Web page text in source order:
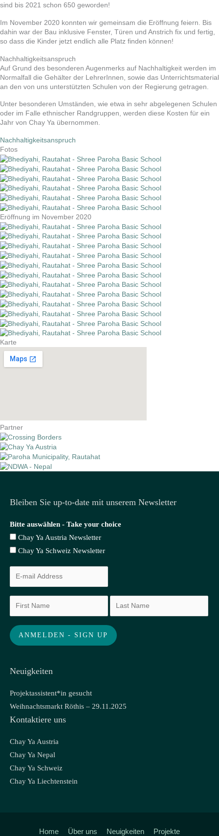
sind bis 2021 schon 650 geworden!
Im November 2020 konnten wir gemeinsam die Eröffnung feiern. Bis
dahin war der Bau inklusive Fenster, Türen und Anstrich fix und fertig,
so dass die Kinder jetzt endlich alle Platz finden können!
Nachhaltigkeitsanspruch
Auf Grund des besonderen Augenmerks auf Nachhaltigkeit werden im
Normalfall die Gehälter der LehrerInnen, sowie das Unterrichtsmaterial
an den von uns unterstützten Schulen von der Regierung getragen.
Unter besonderen Umständen, wie etwa in sehr abgelegenen Schulen
oder im Falle ethnischer Randgruppen, werden diese Kosten für ein
Jahr von Chay Ya übernommen.
Nachhaltigkeitsanspruch
Fotos
Eröffnung im November 2020
Karte
Partner
Bleiben Sie up-to-date mit unserem Newsletter
Bitte auswählen - Take your choice
Chay Ya Austria Newsletter
Chay Ya Schweiz Newsletter
Neuigkeiten
Projektassistent*in gesucht
Weihnachtsmarkt Röthis – 29.11.2025
Kontaktiere uns
Chay Ya Austria
Chay Ya Nepal
Chay Ya Schweiz
Chay Ya Liechtenstein
Home Über uns Neuigkeiten
Projekte